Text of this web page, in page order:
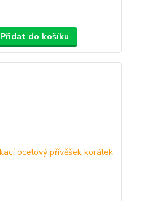
Přidat do košíku